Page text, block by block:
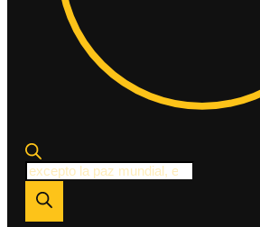
Búsqueda
de
productos